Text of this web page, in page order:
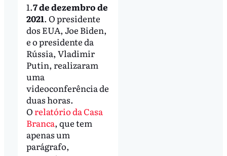
1.7 de dezembro de
2021. O presidente
dos EUA, Joe Biden,
e o presidente da
Rússia, Vladimir
Putin, realizaram
uma
videoconferência de
duas horas.
O relatório da Casa
Branca, que tem
apenas um
parágrafo,